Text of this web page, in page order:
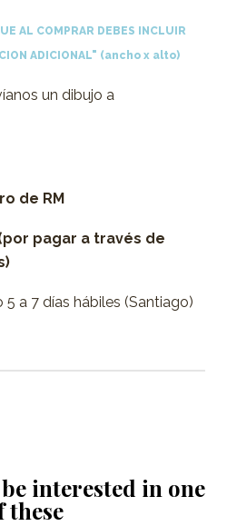
AL COMPRAR DEBES INCLUIR
ADICIONAL" (ancho x alto)
un dibujo a
de RM
pagar a través de
a 7 días hábiles (Santiago)
interested in one
these